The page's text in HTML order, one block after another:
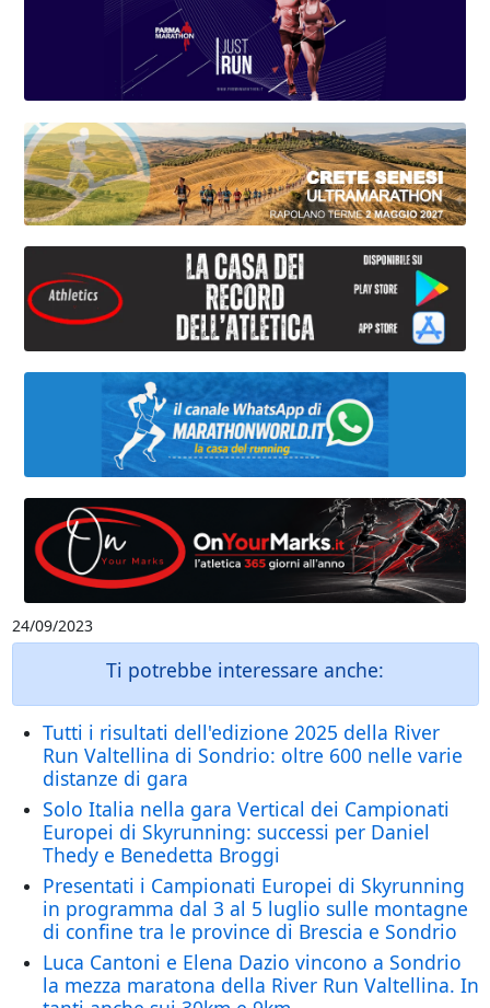
24/09/2023
Ti potrebbe interessare anche:
Tutti i risultati dell'edizione 2025 della River
Run Valtellina di Sondrio: oltre 600 nelle varie
distanze di gara
Solo Italia nella gara Vertical dei Campionati
Europei di Skyrunning: successi per Daniel
Thedy e Benedetta Broggi
Presentati i Campionati Europei di Skyrunning
in programma dal 3 al 5 luglio sulle montagne
di confine tra le province di Brescia e Sondrio
Luca Cantoni e Elena Dazio vincono a Sondrio
la mezza maratona della River Run Valtellina. In